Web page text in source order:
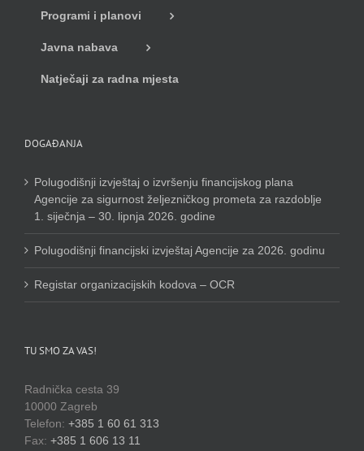
Programi i planovi
Javna nabava
Natječaji za radna mjesta
DOGAĐANJA
Polugodišnji izvještaj o izvršenju financijskog plana
Agencije za sigurnost željezničkog prometa za razdoblje
1. siječnja – 30. lipnja 2026. godine
Polugodišnji financijski izvještaj Agencije za 2026. godinu
Registar organizacijskih kodova – OCR
TU SMO ZA VAS!
Radnička cesta 39
10000 Zagreb
Telefon: +385 1 60 61 313
Fax: +385 1 606 13 11